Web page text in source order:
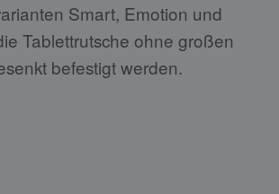
Smart, Emotion und
Tablettrutsche ohne großen
befestigt werden.